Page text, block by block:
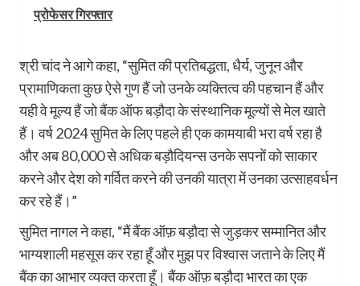
प्रोफेसर गिरफ्तार
श्री चांद ने आगे कहा, “सुमित की प्रतिबद्धता, धैर्य, जुनून और
प्रामाणिकता कुछ ऐसे गुण हैं जो उनके व्यक्तित्व की पहचान हैं और
यही वे मूल्य हैं जो बैंक ऑफ बड़ौदा के संस्थानिक मूल्यों से मेल खाते
हैं। वर्ष 2024 सुमित के लिए पहले ही एक कामयाबी भरा वर्ष रहा है
और अब 80,000 से अधिक बड़ौदियन्स उनके सपनों को साकार
करने और देश को गर्वित करने की उनकी यात्रा में उनका उत्साहवर्धन
कर रहे हैं।”
सुमित नागल ने कहा, “मैं बैंक ऑफ़ बड़ौदा से जुड़कर सम्मानित और
भाग्यशाली महसूस कर रहा हूँ और मुझ पर विश्वास जताने के लिए मैं
बैंक का आभार व्यक्त करता हूँ। बैंक ऑफ़ बड़ौदा भारत का एक